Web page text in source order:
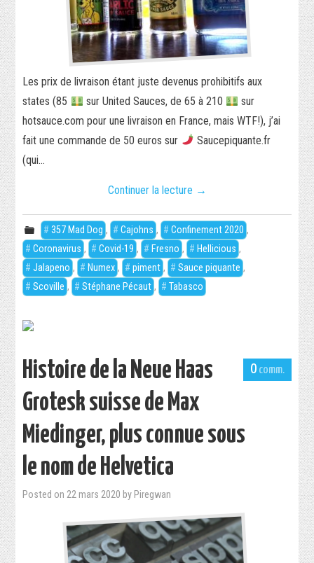
Les prix de livraison étant juste devenus prohibitifs aux
states (85
sur United Sauces, de 65 à 210
sur
hotsauce.com pour une livraison en France, mais WTF!), j’ai
fait une commande de 50 euros sur
Saucepiquante.fr
(qui…
Continuer la lecture →
357 Mad Dog , Cajohns , Confinement 2020 ,
Coronavirus , Covid-19 , Fresno , Hellicious ,
Jalapeno , Numex , piment , Sauce piquante ,
Scoville , Stéphane Pécaut , Tabasco
0
Histoire de la Neue Haas
Grotesk suisse de Max
Miedinger, plus connue sous
le nom de Helvetica
Posted on 22 mars 2020 by Piregwan